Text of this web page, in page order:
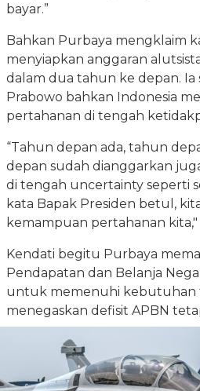
bayar.”
Bahkan Purbaya mengklaim
menyiapkan anggaran
dalam dua tahun ke depan. Ia
Prabowo bahkan Indonesia
pertahanan di tengah
“Tahun depan ada, tahun
depan sudah dianggarkan
di tengah uncertainty seperti
kata Bapak Presiden betul,
kemampuan pertahanan
Kendati begitu Purbaya
Pendapatan dan Belanja
untuk memenuhi kebutuhan
menegaskan defisit APBN